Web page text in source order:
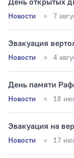
Тип раздела
День открытых
Новости 7
Эвакуация
Новости 4
День памяти
Новости 18
Эвакуация на
Новости 17